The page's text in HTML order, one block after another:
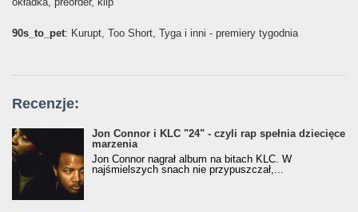
90s_to_pet: Kurupt, Too Short, Tyga i inni - premiery tygodnia
Recenzje:
Jon Connor i KLC "24" - czyli rap spełnia dziecięce
marzenia
Jon Connor nagrał album na bitach KLC. W
najśmielszych snach nie przypuszczał,...